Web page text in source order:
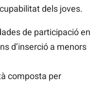
dels joves.
de participació en
d’inserció a menors
composta per